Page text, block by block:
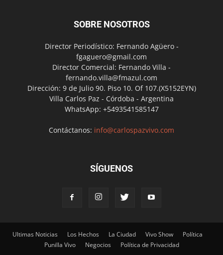
SOBRE NOSOTROS
Director Periodístico: Fernando Agüero -
fgaguero@gmail.com
Director Comercial: Fernando Villa -
fernando.villa@fmazul.com
Dirección: 9 de Julio 90. Piso 10. Of 107.(X5152EYN)
Villa Carlos Paz - Córdoba - Argentina
WhatsApp: +5493541585147
Contáctanos: info@carlospazvivo.com
SÍGUENOS
Ultimas Noticias Los Hechos La Ciudad Vivo Show
Política
Punilla Vivo
Negocios Política de Privacidad